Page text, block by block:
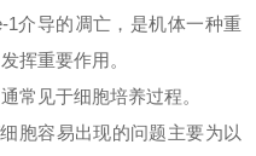
1介导的凋亡，是机体一种重
挥重要作用。
常见于细胞培养过程。
胞容易出现的问题主要为以